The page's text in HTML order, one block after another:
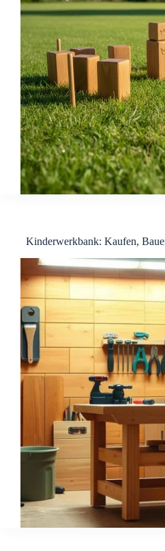
Kinderwerkbank: Kaufen,